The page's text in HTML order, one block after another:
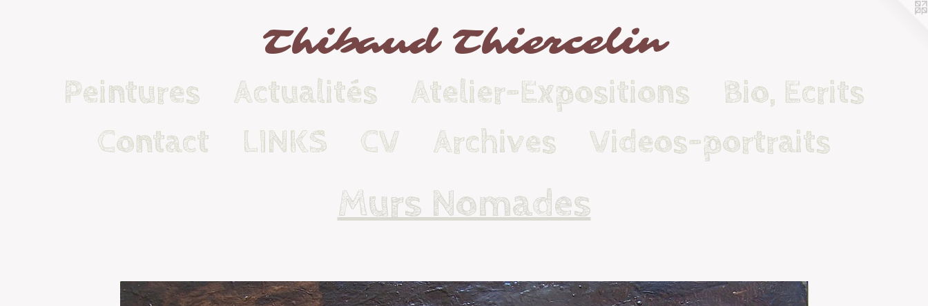
Thibaud Thiercelin
Peintures Actualités Atelier-Expositions
Bio, Ecrits
Contact
LINKS CV Archives Videos-portraits
Murs Nomades